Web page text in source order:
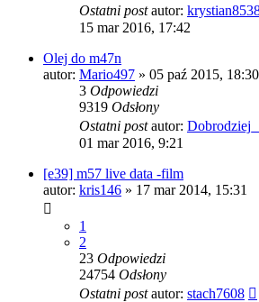
Ostatni postautor:
15 mar 2016, 17:42
Olej do m47n
autor: Mario497 » 05 paź 2015, 18:30
3 Odpowiedzi
9319 Odsłony
Ostatni postautor:
01 mar 2016, 9:21
[e39] m57 live data -film
autor: kris146 » 17 mar 2014, 15:31
1
2
23 Odpowiedzi
24754 Odsłony
Ostatni postautor: stach7608